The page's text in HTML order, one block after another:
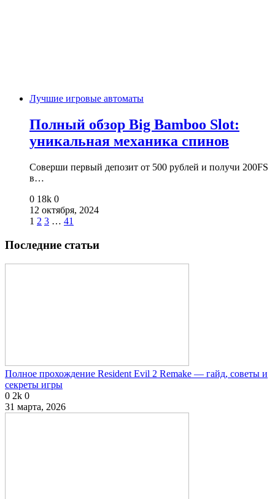
Лучшие игровые автоматы
Полный обзор Big Bamboo Slot:
уникальная механика спинов
Соверши первый депозит от 500 рублей и получи 200FS
в…
0 18k 0
12 октября, 2024
1 2 3 … 41
Последние статьи
Полное прохождение Resident Evil 2 Remake — гайд, советы и
секреты игры
0 2k 0
31 марта, 2026